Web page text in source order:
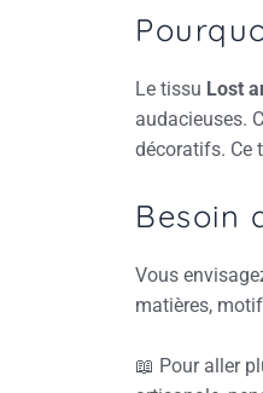
Le tissu Lost
audacieuses.
décoratifs. Ce
Besoin
Vous
matières,
📖 Pour aller